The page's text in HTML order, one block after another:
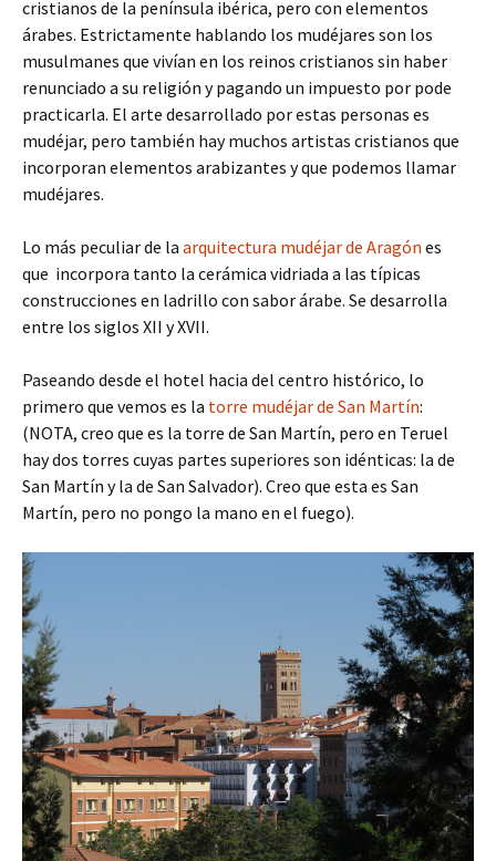
cristianos de la península ibérica, pero con elementos
árabes. Estrictamente hablando los mudéjares son los
musulmanes que vivían en los reinos cristianos sin haber
renunciado a su religión y pagando un impuesto por pode
practicarla. El arte desarrollado por estas personas es
mudéjar, pero también hay muchos artistas cristianos que
incorporan elementos arabizantes y que podemos llamar
mudéjares.
Lo más peculiar de la arquitectura mudéjar de Aragón es
que incorpora tanto la cerámica vidriada a las típicas
construcciones en ladrillo con sabor árabe. Se desarrolla
entre los siglos XII y XVII.
Paseando desde el hotel hacia del centro histórico, lo
primero que vemos es la torre mudéjar de San Martín:
(NOTA, creo que es la torre de San Martín, pero en Teruel
hay dos torres cuyas partes superiores son idénticas: la de
San Martín y la de San Salvador). Creo que esta es San
Martín, pero no pongo la mano en el fuego).